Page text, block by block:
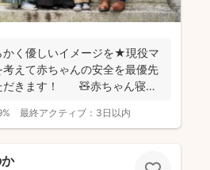
かく優しいイメージを★現役マ
えて赤ちゃんの安全を最優先
だきます！ 🧸赤ちゃん寝か
最終アクティブ： 3日以内